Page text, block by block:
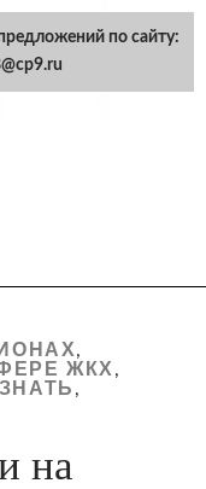
,
ЖКХ ,
,
на
по сайту: